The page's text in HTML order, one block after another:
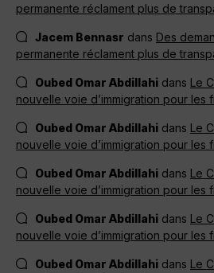
permanente réclament plus de
Jacem Bennasr dans Des
permanente réclament plus de
Oubed Omar Abdillahi dans Le
nouvelle voie d’immigration pour les
Oubed Omar Abdillahi dans Le
nouvelle voie d’immigration pour les
Oubed Omar Abdillahi dans Le
nouvelle voie d’immigration pour les
Oubed Omar Abdillahi dans Le
nouvelle voie d’immigration pour les
Oubed Omar Abdillahi dans Le